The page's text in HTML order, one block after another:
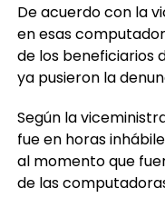
De acuerdo con la
en esas
de los beneficiarios
ya pusieron la
Según la
fue en horas
al momento que
de las